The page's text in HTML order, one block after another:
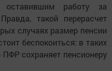
оставившим работу за
такой перерасчет
случаях размер пенсии
беспокоиться: в таких
ПФР сохраняет пенсионеру